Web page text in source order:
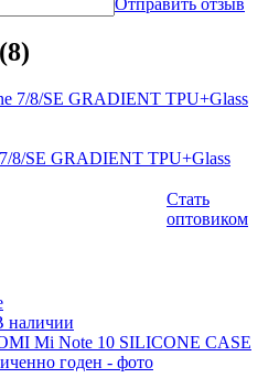
8/SE GRADIENT TPU+Glass
Стать
оптовиком
наличии